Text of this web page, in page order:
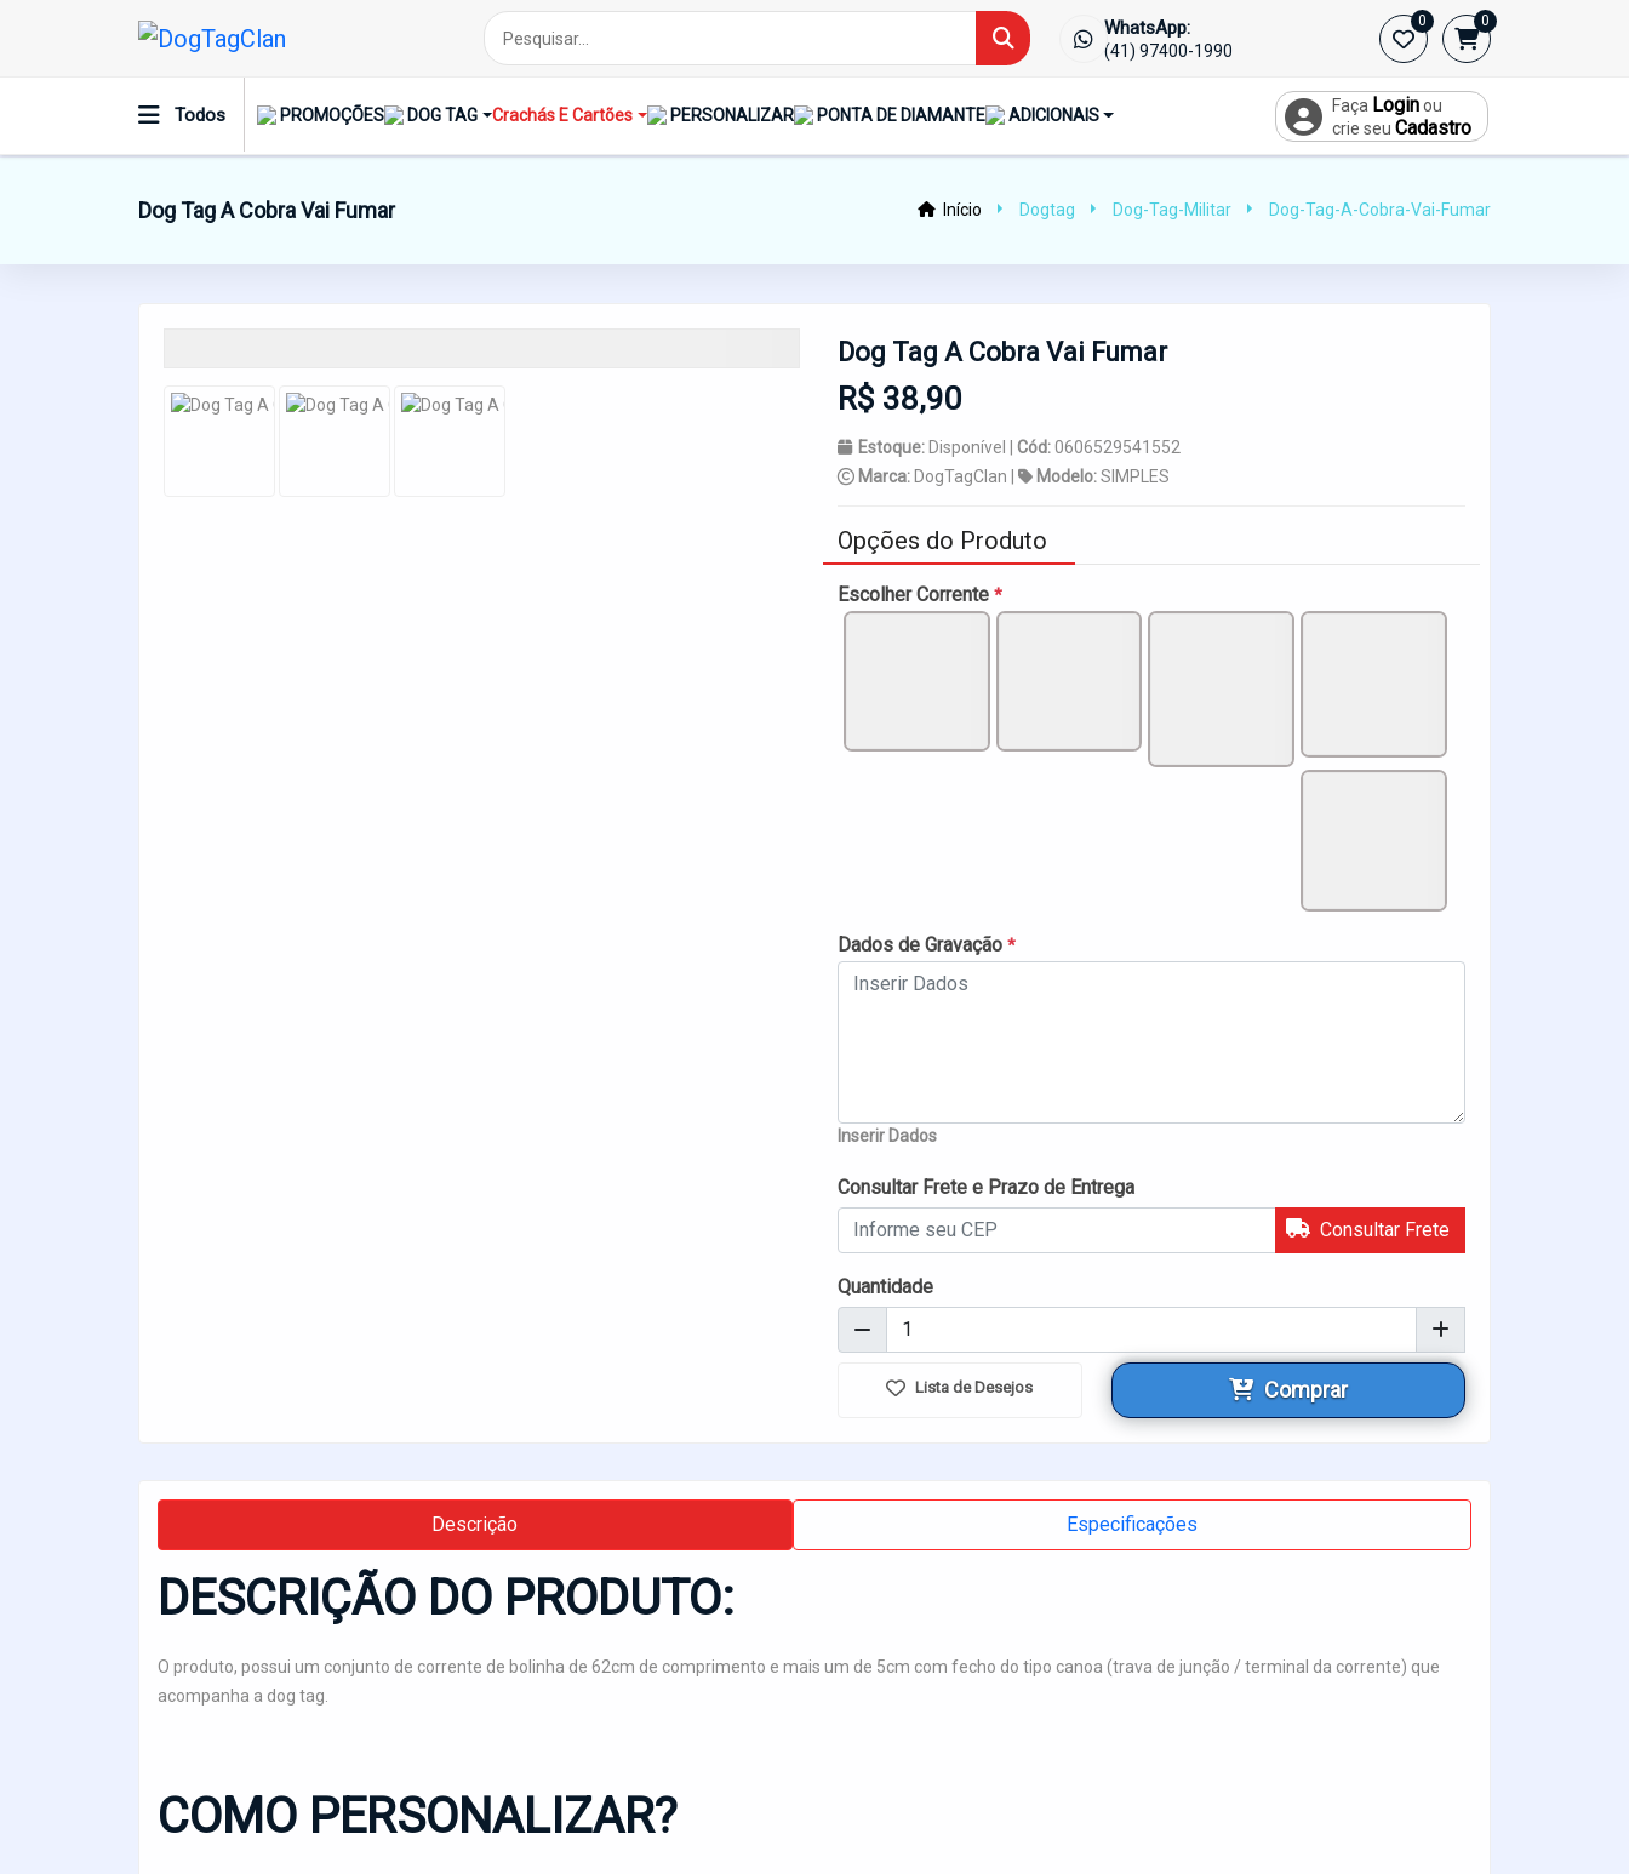
WhatsApp:
(41) 97400-1990
0 0
Todos PROMOÇÕES DOG TAG Crachás E Cartões PERSONALIZAR PONTA DE DIAMANTE ADICIONAIS Faça Loginou
crie seu Cadastro
Dog Tag A Cobra Vai Fumar Início Dogtag Dog-Tag-Militar Dog-Tag-A-Cobra-Vai-Fumar
Dog Tag A Cobra Vai Fumar
R$ 38,90
Estoque:Disponível | Cód:0606529541552
Marca:DogTagClan | Modelo:SIMPLES
Opções do Produto
Escolher Corrente *
Dados de Gravação *
Inserir Dados
Consultar Frete e Prazo de Entrega
Consultar Frete
Quantidade
Lista de Desejos Comprar
Descrição Especificações
DESCRIÇÃO DO PRODUTO:
O produto, possui um conjunto de corrente de bolinha de 62cm de comprimento e mais um de 5cm com fecho do tipo canoa (trava de junção / terminal da corrente) que
acompanha a dog tag.
COMO PERSONALIZAR?